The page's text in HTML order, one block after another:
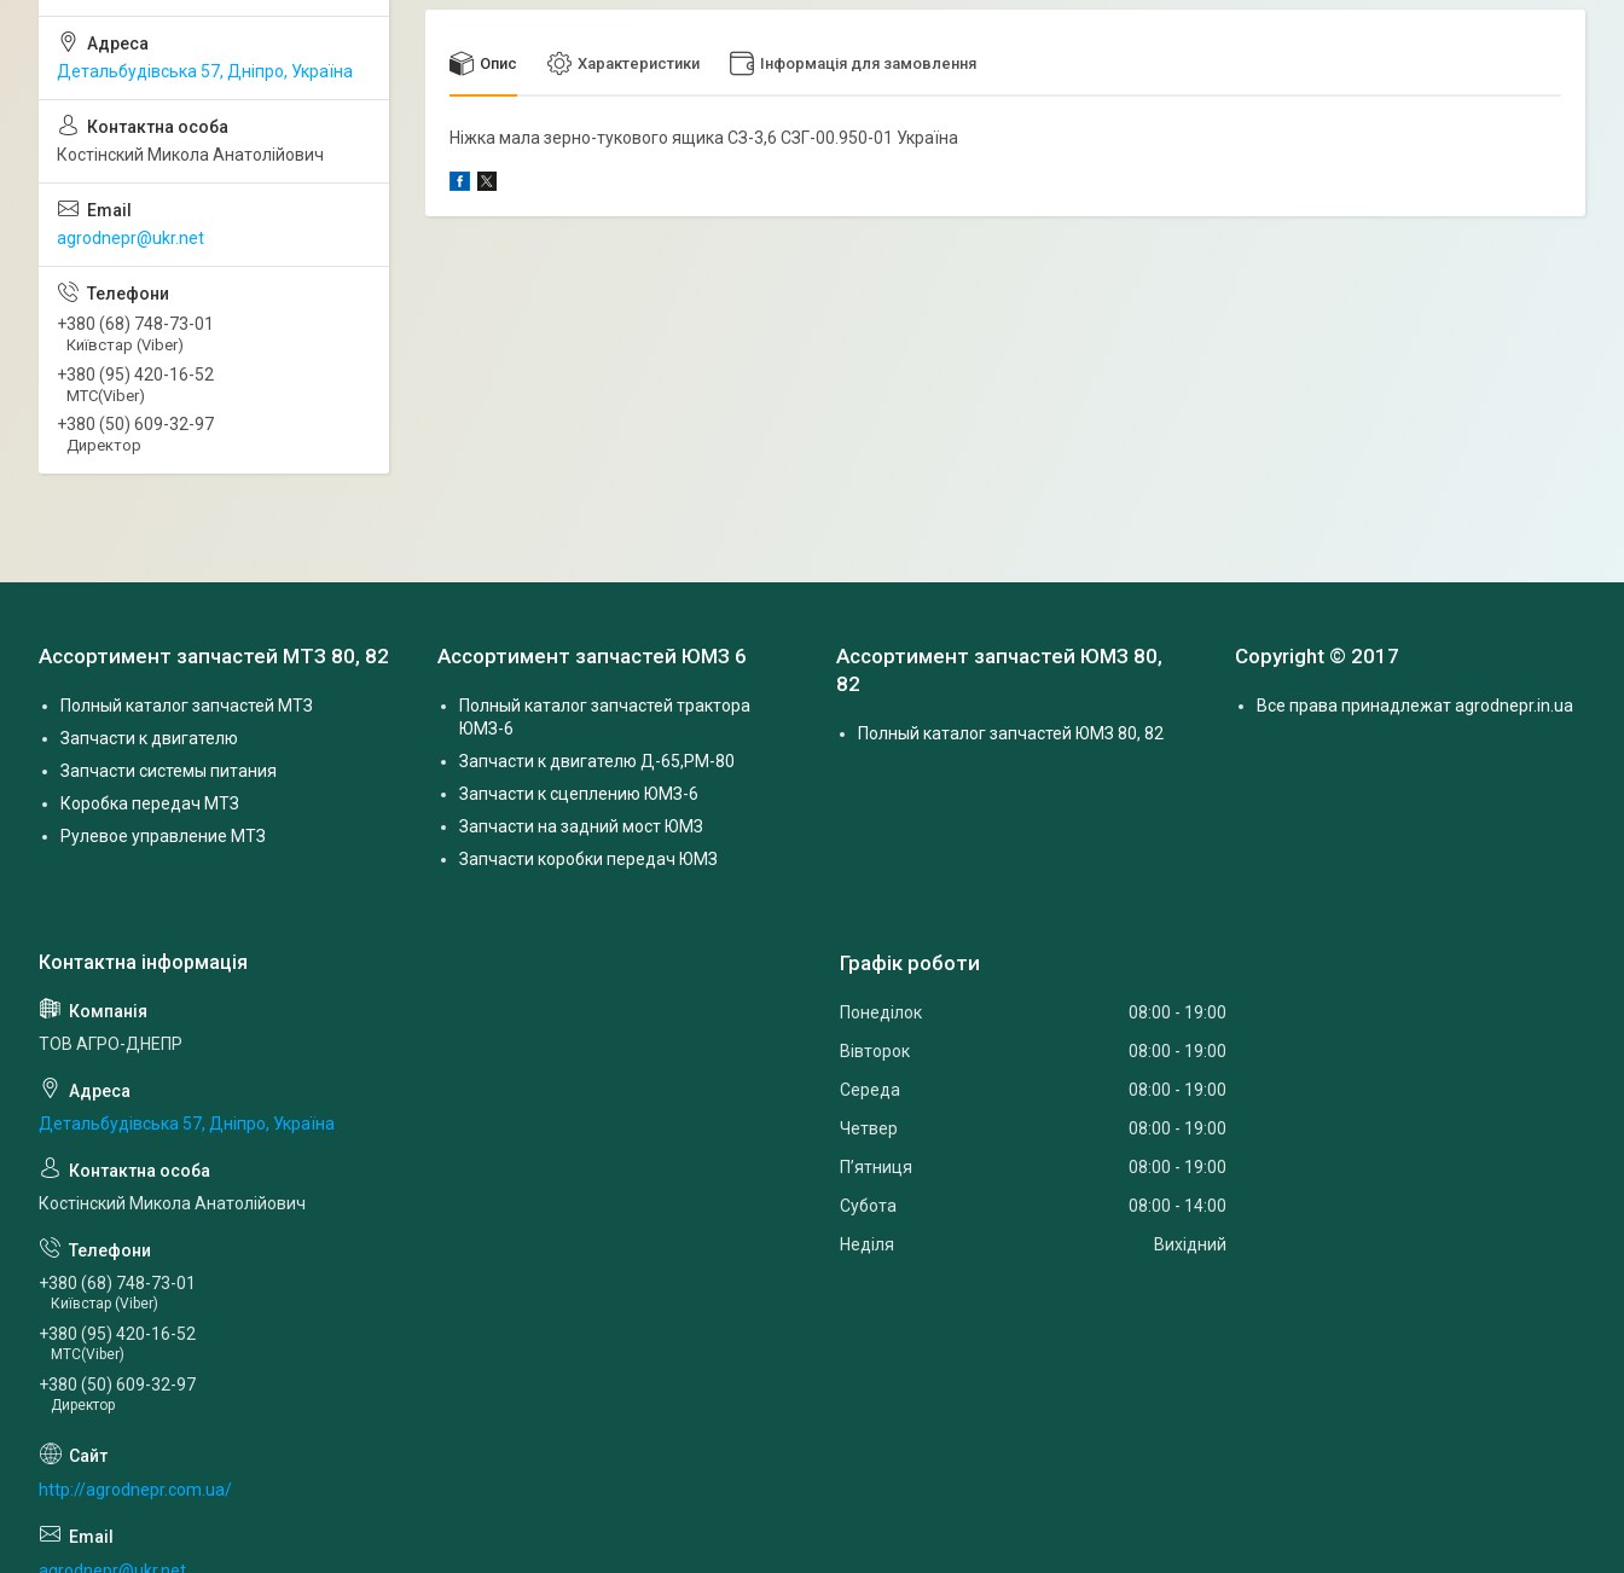
Опис Характеристики Інформація для замовлення
Ніжка мала зерно-тукового ящика СЗ-3,6 СЗГ-00.950-01 Україна
Детальбудівська 57, Дніпро, Україна
Костінский Микола Анатолійович
agrodnepr@ukr.net
+380 (68) 748-73-01
Київстар (Viber)
+380 (95) 420-16-52
МТС(Viber)
+380 (50) 609-32-97
Директор
Ассортимент запчастей МТЗ 80, 82
Полный каталог запчастей МТЗ
Запчасти к двигателю
Запчасти системы питания
Коробка передач МТЗ
Рулевое управление МТЗ
Ассортимент запчастей ЮМЗ 6
Полный каталог запчастей трактора
ЮМЗ-6
Запчасти к двигателю Д-65,РМ-80
Запчасти к сцеплению ЮМЗ-6
Запчасти на задний мост ЮМЗ
Запчасти коробки передач ЮМЗ
Ассортимент запчастей ЮМЗ 80,
82
Полный каталог запчастей ЮМЗ 80, 82
Copyright © 2017
Все права принадлежат agrodnepr.in.ua
ТОВ АГРО-ДНЕПР
Детальбудівська 57, Дніпро, Україна
Костінский Микола Анатолійович
+380 (68) 748-73-01
Київстар (Viber)
+380 (95) 420-16-52
МТС(Viber)
+380 (50) 609-32-97
Директор
http://agrodnepr.com.ua/
Графік роботи
Понеділок 08:00
19:00
Вівторок
08:00
19:00
Середа
08:00
19:00
Четвер
08:00
19:00
Пʼятниця
08:00
19:00
Субота
08:00
14:00
Неділя
Вихідний